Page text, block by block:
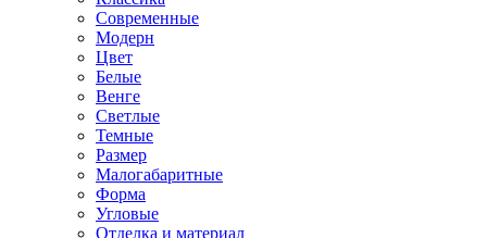
Современные
Модерн
Цвет
Белые
Венге
Светлые
Темные
Размер
Малогабаритные
Форма
Угловые
Отделка и материал